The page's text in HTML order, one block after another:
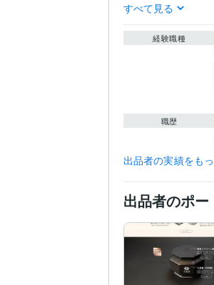
すべて見る
経験職種
職歴
語・フレームワーク
ビジネス・クリエイ
その他ツール
得意分野
出品者の実績をも
出品者のポ